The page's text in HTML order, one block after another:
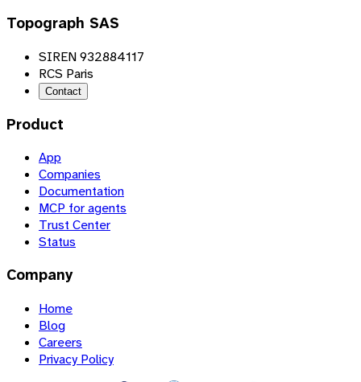
Topograph SAS
SIREN 932884117
RCS Paris
Contact
Product
App
Companies
Documentation
MCP for agents
Trust Center
Status
Company
Home
Blog
Careers
Privacy Policy